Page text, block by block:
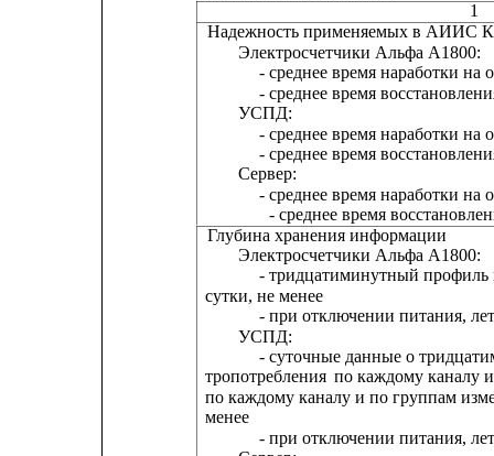
1
Надежность применяемых в АИИС
Электросчетчики Альфа А1800:
- среднее время наработки на
- среднее время
УСПД:
- среднее время наработки на
- среднее время
Сервер:
- среднее время наработки на
- среднее время
Глубина хранения информации
Электросчетчики Альфа А1800:
- тридцатиминутный профиль
сутки, не менее
- при отключении питания,
УСПД:
- суточные данные о
тропотребления по каждому каналу
по каждому каналу и по группам
- при отключении питания,